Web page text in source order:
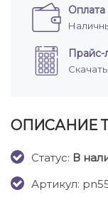
Оплата
Прайс-
ОПИСАНИЕ
Cтатус: В
Артикул: